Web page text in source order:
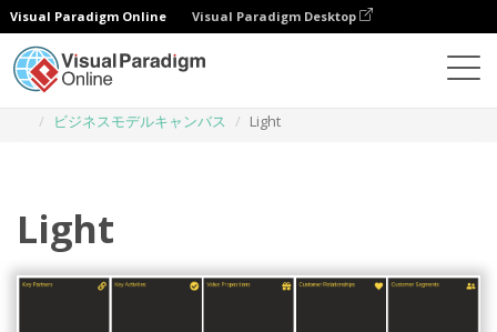
Visual Paradigm Online Visual Paradigm Desktop
ビジネスモデルキャンバス
Light
Light